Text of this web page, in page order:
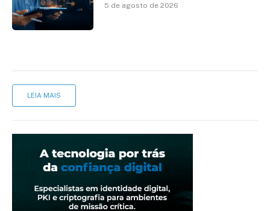
5 de agosto de 2026
LEIA MAIS